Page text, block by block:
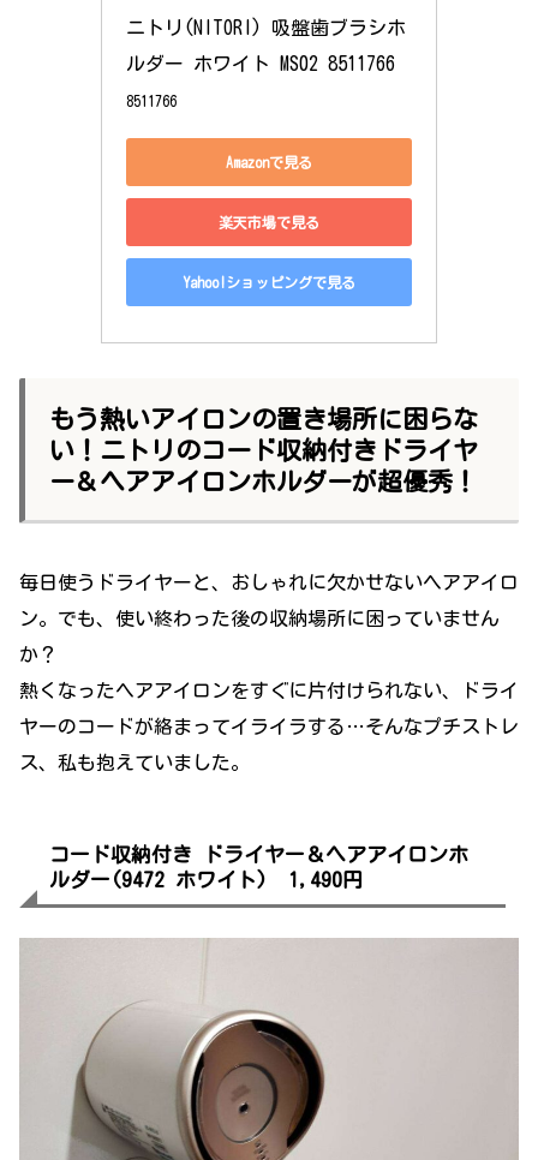
ニトリ(NITORI) 吸盤歯ブラシホ
ルダー ホワイト MS02 8511766
8511766
Amazonで見る
楽天市場で見る
Yahoo!ショッピングで見る
もう熱いアイロンの置き場所に困らな
い！ニトリのコード収納付きドライヤ
ー＆ヘアアイロンホルダーが超優秀！
毎日使うドライヤーと、おしゃれに欠かせないヘアアイロ
ン。でも、使い終わった後の収納場所に困っていません
か？
熱くなったヘアアイロンをすぐに片付けられない、ドライ
ヤーのコードが絡まってイライラする…そんなプチストレ
ス、私も抱えていました。
コード収納付き ドライヤー＆ヘアアイロンホ
ルダー(9472 ホワイト) 1,490円